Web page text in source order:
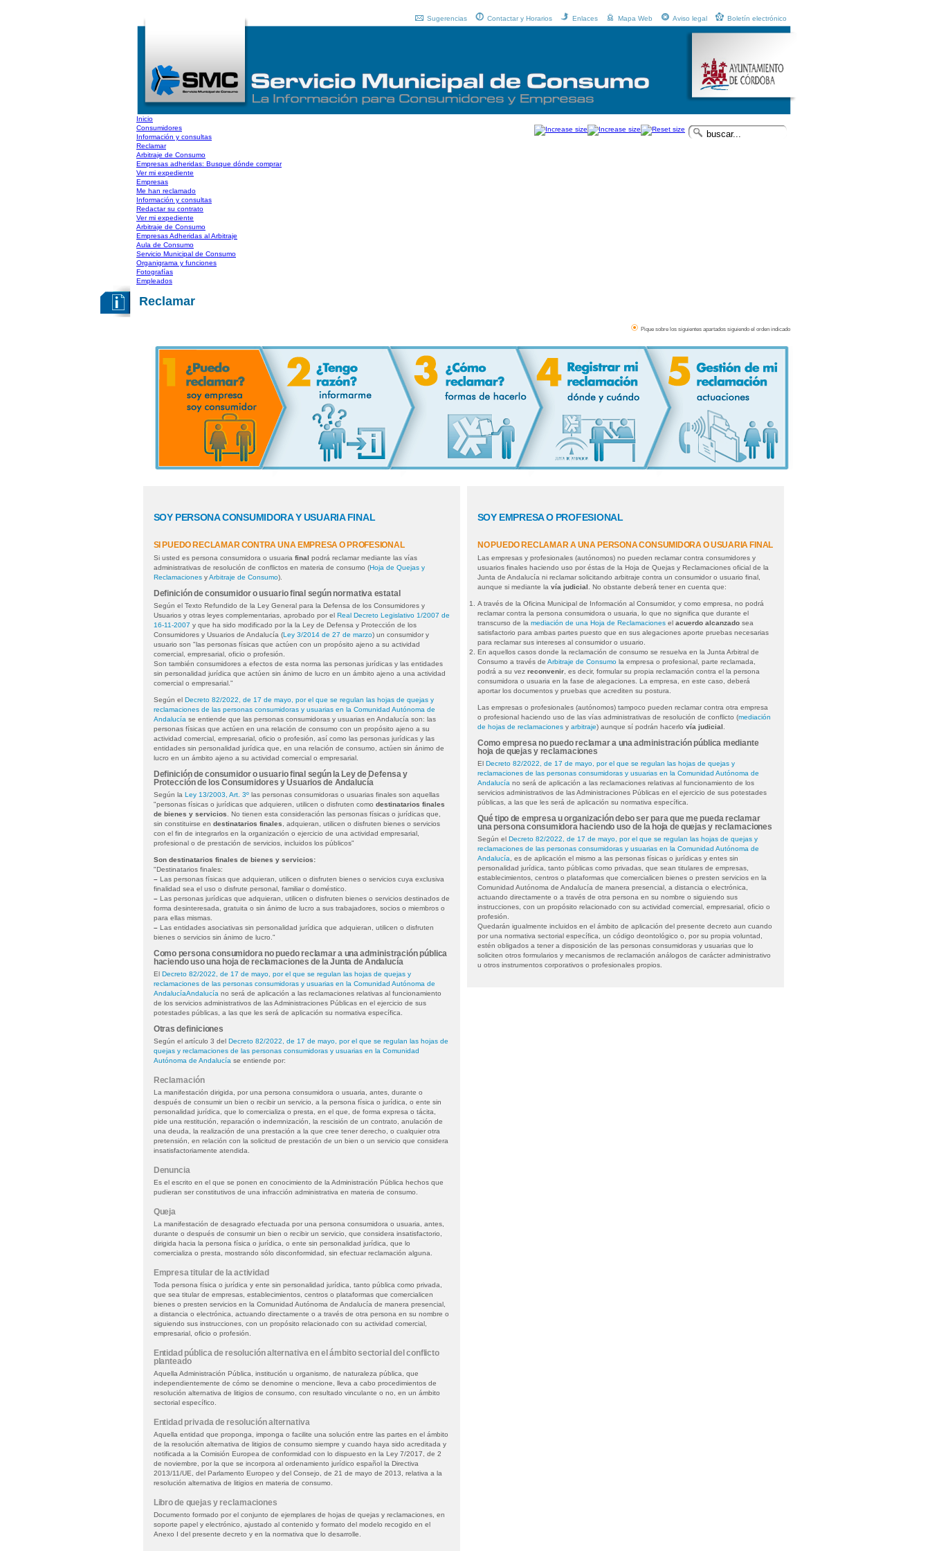
Boletín electrónico
Aviso legal
Mapa Web
Enlaces
Contactar y Horarios
Sugerencias
Inicio
Consumidores
Información y consultas
Reclamar
Arbitraje de Consumo
Empresas adheridas: Busque dónde comprar
Ver mi expediente
Empresas
Me han reclamado
Información y consultas
Redactar su contrato
Ver mi expediente
Arbitraje de Consumo
Empresas Adheridas al Arbitraje
Aula de Consumo
Servicio Municipal de Consumo
Organigrama y funciones
Fotografías
Empleados
Reclamar
Pique sobre los siguientes apartados siguiendo el orden indicado
SOY PERSONA CONSUMIDORA Y USUARIA FINAL
SI PUEDO RECLAMAR CONTRA UNA EMPRESA O PROFESIONAL
Si usted es persona consumidora o usuaria final podrá reclamar mediante las vías
administrativas de resolución de conflictos en materia de consumo (Hoja de Quejas y
ReclamacionesyArbitraje de Consumo).
Definición de consumidor o usuario final según normativa estatal
Según el Texto Refundido de la Ley General para la Defensa de los Consumidores y
Usuarios y otras leyes complementarias, aprobado por el Real Decreto Legislativo 1/2007 de
16-11-2007 y que ha sido modificado por la la Ley de Defensa y Protección de los
Consumidores y Usuarios de Andalucía (Ley 3/2014 de 27 de marzo) un consumidor y
usuario son "las personas físicas que actúen con un propósito ajeno a su actividad
comercial, empresarial, oficio o profesión.
Son también consumidores a efectos de esta norma las personas jurídicas y las entidades
sin personalidad jurídica que actúen sin ánimo de lucro en un ámbito ajeno a una actividad
comercial o empresarial."
Según el Decreto 82/2022, de 17 de mayo, por el que se regulan las hojas de quejas y
reclamaciones de las personas consumidoras y usuarias en la Comunidad Autónoma de
Andalucía se entiende que las personas consumidoras y usuarias en Andalucía son: las
personas físicas que actúen en una relación de consumo con un propósito ajeno a su
actividad comercial, empresarial, oficio o profesión, así como las personas jurídicas y las
entidades sin personalidad jurídica que, en una relación de consumo, actúen sin ánimo de
lucro en un ámbito ajeno a su actividad comercial o empresarial.
Definición de consumidor o usuario final según la Ley de Defensa y
Protección de los Consumidores y Usuarios de Andalucía
Según la Ley 13/2003, Art. 3ºlas personas consumidoras o usuarias finales son aquellas
"personas físicas o jurídicas que adquieren, utilicen o disfruten como destinatarios finales
de bienes y servicios . No tienen esta consideración las personas físicas o jurídicas que,
sin constituirse en destinatarios finales , adquieran, utilicen o disfruten bienes o servicios
con el fin de integrarlos en la organización o ejercicio de una actividad empresarial,
profesional o de prestación de servicios, incluidos los públicos"
Son destinatarios finales de bienes y servicios:
"Destinatarios finales:
– Las personas físicas que adquieran, utilicen o disfruten bienes o servicios cuya exclusiva
finalidad sea el uso o disfrute personal, familiar o doméstico.
– Las personas jurídicas que adquieran, utilicen o disfruten bienes o servicios destinados de
forma desinteresada, gratuita o sin ánimo de lucro a sus trabajadores, socios o miembros o
para ellas mismas.
– Las entidades asociativas sin personalidad jurídica que adquieran, utilicen o disfruten
bienes o servicios sin ánimo de lucro."
Como persona consumidora no puedo reclamar a una administración pública
haciendo uso una hoja de reclamaciones de la Junta de Andalucía
El Decreto 82/2022, de 17 de mayo, por el que se regulan las hojas de quejas y
reclamaciones de las personas consumidoras y usuarias en la Comunidad Autónoma de
AndalucíaAndalucía no será de aplicación a las reclamaciones relativas al funcionamiento
de los servicios administrativos de las Administraciones Públicas en el ejercicio de sus
potestades públicas, a las que les será de aplicación su normativa específica.
Otras definiciones
Según el artículo 3 del Decreto 82/2022, de 17 de mayo, por el que se regulan las hojas de
quejas y reclamaciones de las personas consumidoras y usuarias en la Comunidad
Autónoma de Andalucía se entiende por:
Reclamación
La manifestación dirigida, por una persona consumidora o usuaria, antes, durante o
después de consumir un bien o recibir un servicio, a la persona física o jurídica, o ente sin
personalidad jurídica, que lo comercializa o presta, en el que, de forma expresa o tácita,
pide una restitución, reparación o indemnización, la rescisión de un contrato, anulación de
una deuda, la realización de una prestación a la que cree tener derecho, o cualquier otra
pretensión, en relación con la solicitud de prestación de un bien o un servicio que considera
insatisfactoriamente atendida.
Denuncia
Es el escrito en el que se ponen en conocimiento de la Administración Pública hechos que
pudieran ser constitutivos de una infracción administrativa en materia de consumo.
Queja
La manifestación de desagrado efectuada por una persona consumidora o usuaria, antes,
durante o después de consumir un bien o recibir un servicio, que considera insatisfactorio,
dirigida hacia la persona física o jurídica, o ente sin personalidad jurídica, que lo
comercializa o presta, mostrando sólo disconformidad, sin efectuar reclamación alguna.
Empresa titular de la actividad
Toda persona física o jurídica y ente sin personalidad jurídica, tanto pública como privada,
que sea titular de empresas, establecimientos, centros o plataformas que comercialicen
bienes o presten servicios en la Comunidad Autónoma de Andalucía de manera presencial,
a distancia o electrónica, actuando directamente o a través de otra persona en su nombre o
siguiendo sus instrucciones, con un propósito relacionado con su actividad comercial,
empresarial, oficio o profesión.
Entidad pública de resolución alternativa en el ámbito sectorial del conflicto
planteado
Aquella Administración Pública, institución u organismo, de naturaleza pública, que
independientemente de cómo se denomine o mencione, lleva a cabo procedimientos de
resolución alternativa de litigios de consumo, con resultado vinculante o no, en un ámbito
sectorial específico.
Entidad privada de resolución alternativa
Aquella entidad que proponga, imponga o facilite una solución entre las partes en el ámbito
de la resolución alternativa de litigios de consumo siempre y cuando haya sido acreditada y
notificada a la Comisión Europea de conformidad con lo dispuesto en la Ley 7/2017, de 2
de noviembre, por la que se incorpora al ordenamiento jurídico español la Directiva
2013/11/UE, del Parlamento Europeo y del Consejo, de 21 de mayo de 2013, relativa a la
resolución alternativa de litigios en materia de consumo.
Libro de quejas y reclamaciones
Documento formado por el conjunto de ejemplares de hojas de quejas y reclamaciones, en
soporte papel y electrónico, ajustado al contenido y formato del modelo recogido en el
Anexo I del presente decreto y en la normativa que lo desarrolle.
SOY EMPRESA O PROFESIONAL
NO PUEDO RECLAMAR A UNA PERSONA CONSUMIDORA O USUARIA FINAL
Las empresas y profesionales (autónomos) no pueden reclamar contra consumidores y
usuarios finales haciendo uso por éstas de la Hoja de Quejas y Reclamaciones oficial de la
Junta de Andalucía ni reclamar solicitando arbitraje contra un consumidor o usuario final,
aunque si mediante la vía judicial . No obstante deberá tener en cuenta que:
A través de la Oficina Municipal de Información al Consumidor, y como empresa, no podrá
reclamar contra la persona consumidora o usuaria, lo que no significa que durante el
transcurso de la mediación de una Hoja de Reclamacionesel acuerdo alcanzadosea
satisfactorio para ambas partes puesto que en sus alegaciones aporte pruebas necesarias
para reclamar sus intereses al consumidor o usuario.
En aquellos casos donde la reclamación de consumo se resuelva en la Junta Arbitral de
Consumo a través de Arbitraje de Consumola empresa o profesional, parte reclamada,
podrá a su vez reconvenir, es decir, formular su propia reclamación contra el la persona
consumidora o usuaria en la fase de alegaciones. La empresa, en este caso, deberá
aportar los documentos y pruebas que acrediten su postura.
Las empresas o profesionales (autónomos) tampoco pueden reclamar contra otra empresa
o profesional haciendo uso de las vías administrativas de resolución de conflicto (mediación
de hojas de reclamacionesy arbitraje) aunque sí podrán hacerlo vía judicial
Como empresa no puedo reclamar a una administración pública mediante
hoja de quejas y reclamaciones
El Decreto 82/2022, de 17 de mayo, por el que se regulan las hojas de quejas y
reclamaciones de las personas consumidoras y usuarias en la Comunidad Autónoma de
Andalucía no será de aplicación a las reclamaciones relativas al funcionamiento de los
servicios administrativos de las Administraciones Públicas en el ejercicio de sus potestades
públicas, a las que les será de aplicación su normativa específica.
Qué tipo de empresa u organización debo ser para que me pueda reclamar
una persona consumidora haciendo uso de la hoja de quejas y reclamaciones
Según el Decreto 82/2022, de 17 de mayo, por el que se regulan las hojas de quejas y
reclamaciones de las personas consumidoras y usuarias en la Comunidad Autónoma de
Andalucía , es de aplicación el mismo a las personas físicas o jurídicas y entes sin
personalidad jurídica, tanto públicas como privadas, que sean titulares de empresas,
establecimientos, centros o plataformas que comercialicen bienes o presten servicios en la
Comunidad Autónoma de Andalucía de manera presencial, a distancia o electrónica,
actuando directamente o a través de otra persona en su nombre o siguiendo sus
instrucciones, con un propósito relacionado con su actividad comercial, empresarial, oficio o
profesión.
Quedarán igualmente incluidos en el ámbito de aplicación del presente decreto aun cuando
por una normativa sectorial específica, un código deontológico o, por su propia voluntad,
estén obligados a tener a disposición de las personas consumidoras y usuarias que lo
soliciten otros formularios y mecanismos de reclamación análogos de carácter administrativo
u otros instrumentos corporativos o profesionales propios.